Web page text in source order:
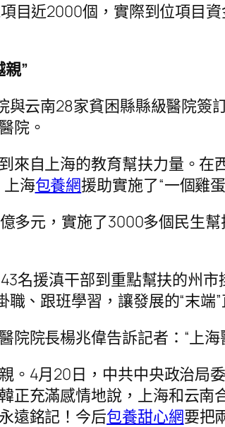
目近2000個，實際到位項目
”
與云南28家貧困縣縣級醫院
院。
來自上海的教育幫扶力量。
上海包養網援助實施了“一個雞
多元，實施了3000多個民生
名援滇干部到重點幫扶的州
、跟班學習，讓發展的“末端”
院院長楊兆偉告訴記者：“上
。4月20日，中共中央政治局
正充滿感情地說，上海和云
遠銘記！今后包養甜心網要把